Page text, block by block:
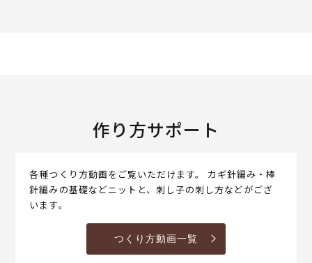
作り方サポート
各種つくり方動画をご覧いただけます。 カギ針編み・棒
針編みの基礎などニットと、刺し子の刺し方などがござ
います。
つくり方動画一覧